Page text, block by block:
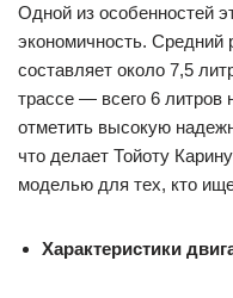
Одной из особенностей
экономичность. Средний
составляет около 7,5
трассе — всего 6 литров
отметить высокую
что делает Тойоту
моделью для тех, кто
Характеристики